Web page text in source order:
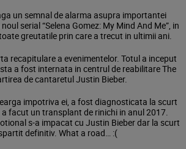
un semnal de alarma asupra importantei
serial “Selena Gomez: My Mind And Me”, in
greutatile prin care a trecut in ultimii ani.
recapitulare a evenimentelor. Totul a inceput
a fost internata in centrul de reabilitare The
de cantaretul Justin Bieber.
impotriva ei, a fost diagnosticata la scurt
facut un transplant de rinichi in anul 2017.
s-a impacat cu Justin Bieber dar la scurt
definitiv. What a road… :(